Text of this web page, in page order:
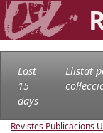
Last
15
days
Llistat
Revistes Publicacions